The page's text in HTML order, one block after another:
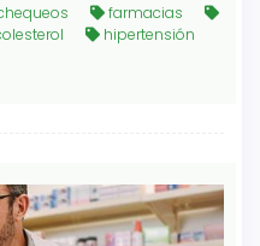
farmacias
hipertensión